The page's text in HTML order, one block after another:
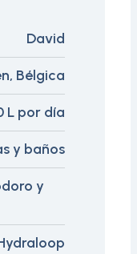
David
Bélgica
L por día
y baños
y